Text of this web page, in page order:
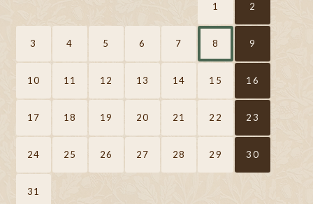
1 2
3 4 5 6 7 8 9
10 11 12 13 14 15 16
17 18 19 20 21 22 23
24 25 26 27 28 29 30
31